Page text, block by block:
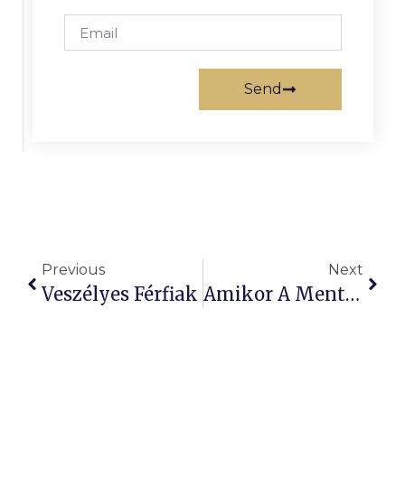
Send
Previous
Veszélyes Férfiak
Next
Amikor A Mentális Egészségügyi Appok Aggodalomgenerátorrá Válnak: Hogyan Fokozhatják Szorongásainkat A Digitális ‘gondoskodás’ Eszközei?